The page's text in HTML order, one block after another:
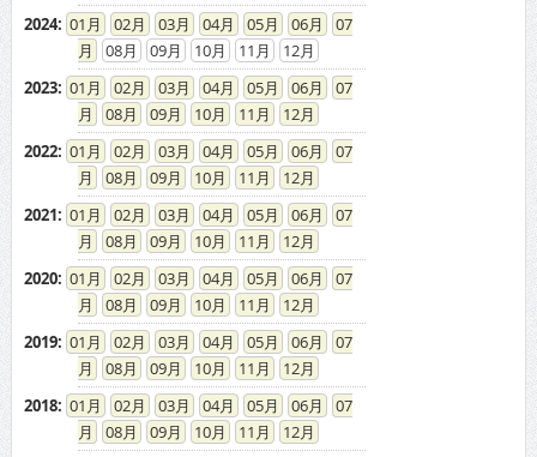
2024: 01 02 03 04 05 06
07
08
09 10 11
12
2023: 01 02 03 04 05 06
07
08
09 10 11
12
2022: 01 02 03 04 05 06
07
08
09 10 11
12
2021: 01 02 03 04 05 06
07
08
09 10 11
12
2020: 01 02 03 04 05 06
07
08
09 10 11
12
2019: 01 02 03 04 05 06
07
08
09 10 11
12
2018: 01 02 03 04 05 06
07
08
09 10 11
12